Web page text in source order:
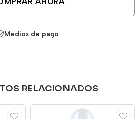
Medios de pago
RELACIONADOS